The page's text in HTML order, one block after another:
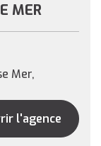
MER
Mer,
l'agence